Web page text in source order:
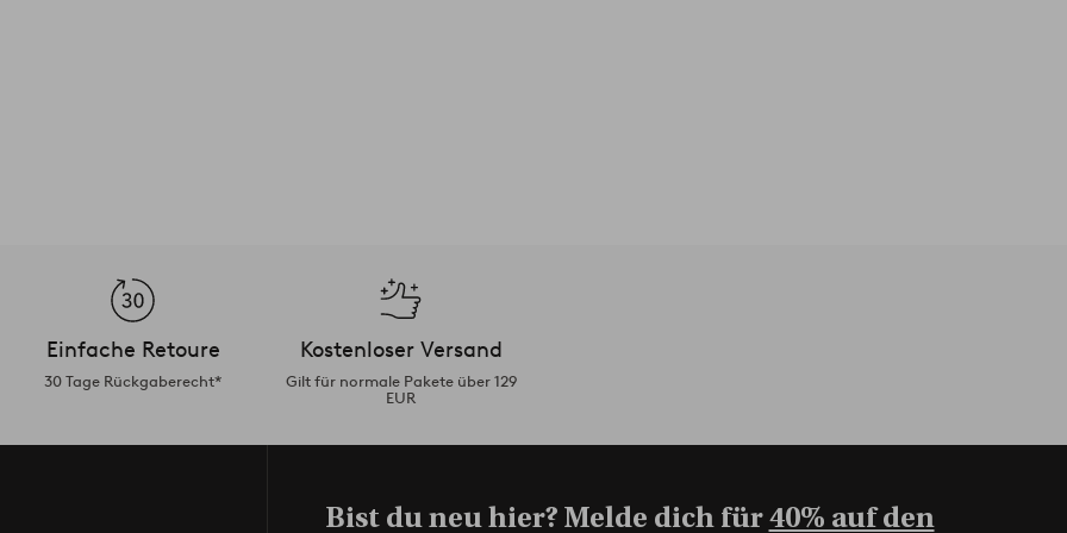
Einfache Retoure
30 Tage Rückgaberecht*
Kostenloser Versand
Gilt für normale Pakete über 129
EUR
Bist du neu hier? Melde dich für40% auf den